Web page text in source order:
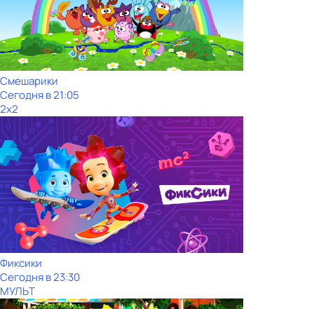
Смешарики
Сегодня в 21:05
2x2
Фиксики
Сегодня в 23:30
МУЛЬТ